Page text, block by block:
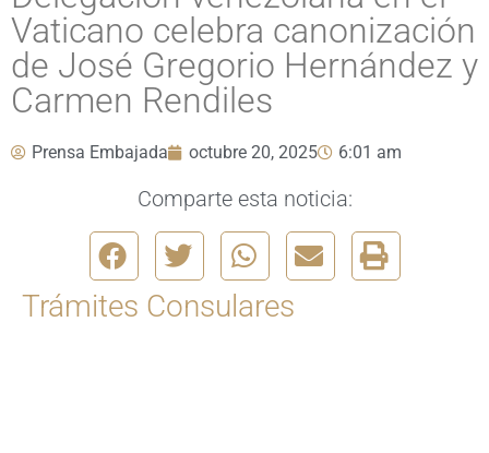
Vaticano celebra canonización
de José Gregorio Hernández y
Carmen Rendiles
Prensa Embajada octubre 20, 2025 6:01 am
Comparte esta noticia:
Trámites Consulares